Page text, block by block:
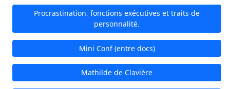
Procrastination, fonctions exécutives et traits de
personnalité.
Mini Conf (entre docs)
Mathilde de Clavière